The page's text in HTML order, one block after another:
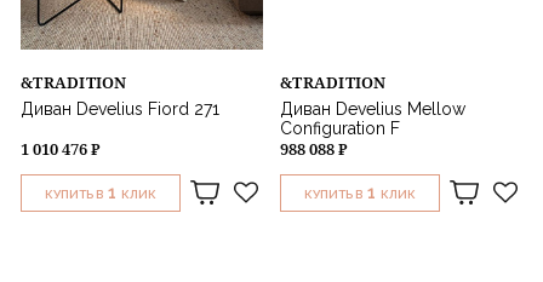
&TRADITION
Диван Develius Fiord 271
1 010 476 ₽
КУПИТЬ В 1 КЛИК
&TRADITION
Диван Develius Mellow
Configuration F
988 088 ₽
КУПИТЬ В 1 КЛИК